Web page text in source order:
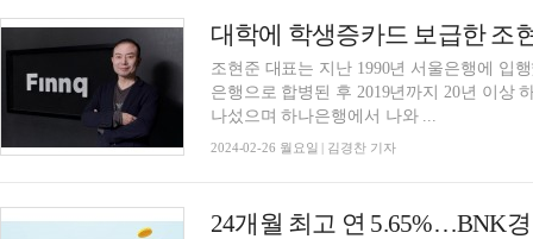
대학에 학생증카드 보급한 조
조현준 대표는 지난 1990년 서울은행에 입
은행으로 합병된 후 2019년까지 20년 이상
나섰으며 하나은행에서 나와 ...
2024-02-26 월요일 | 김경찬 기자